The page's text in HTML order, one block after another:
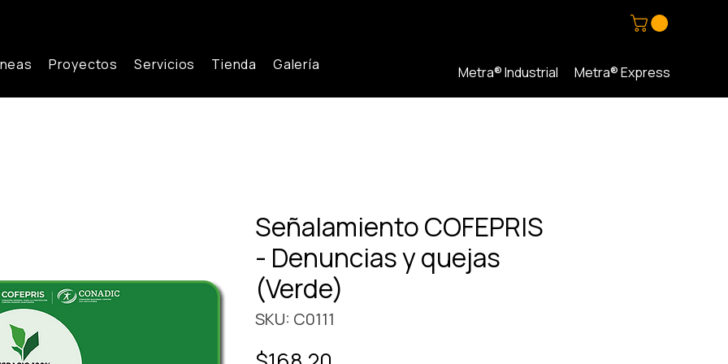
Proyectos Servicios Tienda Galería Metra® Industrial Metra® Express
Señalamiento COFEPRIS
- Denuncias y quejas
(Verde)
SKU: C0111